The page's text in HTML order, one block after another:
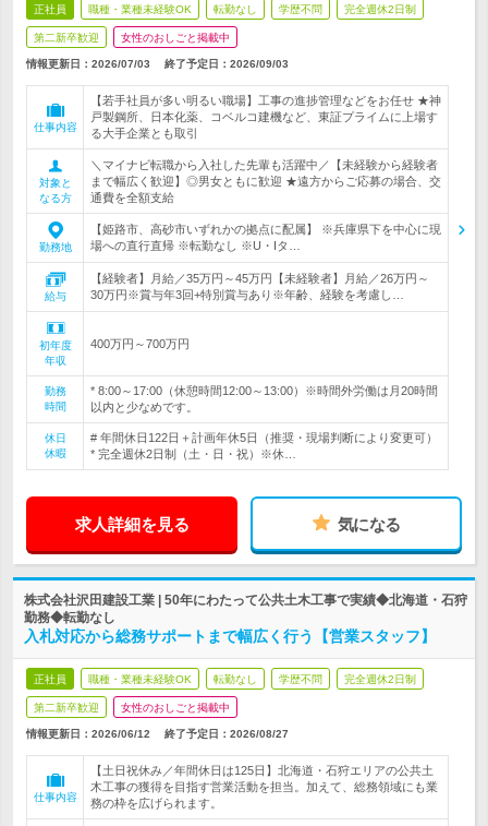
正社員 職種・業種未経験OK 転勤なし 学歴不問 完全週休2日制
第二新卒歓迎 女性のおしごと掲載中
情報更新日：2026/07/03 終了予定日： 2026/09/03
仕事内容
【若手社員が多い明るい職場】工事の進捗管理などをお任せ ★神
戸製鋼所、日本化薬、コベルコ建機など、東証プライムに上場す
る大手企業とも取引
対象と
なる方
＼マイナビ転職から入社した先輩も活躍中／【未経験から経験者
まで幅広く歓迎】◎男女ともに歓迎 ★遠方からご応募の場合、交
通費を全額支給
勤務地
【姫路市、高砂市いずれかの拠点に配属】 ※兵庫県下を中心に現
場への直行直帰 ※転勤なし ※U・Iタ…
給与
【経験者】月給／35万円～45万円【未経験者】月給／26万円～
30万円※賞与年3回+特別賞与あり※年齢、経験を考慮し…
初年度
年収
400万円～700万円
勤務
時間
* 8:00～17:00（休憩時間12:00～13:00）※時間外労働は月20時間
以内と少なめです。
休日
休暇
# 年間休日122日＋計画年休5日（推奨・現場判断により変更可）
* 完全週休2日制（土・日・祝）※休…
求人詳細を見る 気になる
株式会社沢田建設工業 | 50年にわたって公共土木工事で実績◆北海道・石狩
勤務◆転勤なし
入札対応から総務サポートまで幅広く行う【営業スタッフ】
正社員 職種・業種未経験OK 転勤なし 学歴不問 完全週休2日制
第二新卒歓迎 女性のおしごと掲載中
情報更新日：2026/06/12 終了予定日： 2026/08/27
仕事内容
【土日祝休み／年間休日は125日】北海道・石狩エリアの公共土
木工事の獲得を目指す営業活動を担当。加えて、総務領域にも業
務の枠を広げられます。